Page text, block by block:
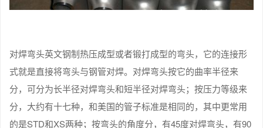
对焊弯头英文钢制热压成型或者锻打成型的弯头，它的连接形
式就是直接将弯头与钢管对焊。对焊弯头按它的曲率半径来
分，可分为长半径对焊弯头和短半径对焊弯头；按压力等级来
分，大约有十七种，和美国的管子标准是相同的，其中更常用
的是STD和XS两种；按弯头的角度分，有45度对焊弯头，有90